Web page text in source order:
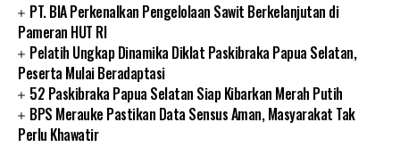
PT. BIA Perkenalkan Pengelolaan Sawit Berkelanjutan di
Pameran HUT RI
Pelatih Ungkap Dinamika Diklat Paskibraka Papua Selatan,
Peserta Mulai Beradaptasi
52 Paskibraka Papua Selatan Siap Kibarkan Merah Putih
BPS Merauke Pastikan Data Sensus Aman, Masyarakat Tak
Perlu Khawatir